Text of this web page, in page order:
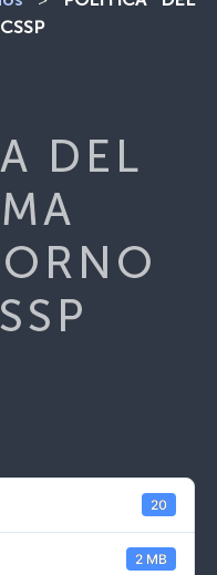
DEL
20
2 MB